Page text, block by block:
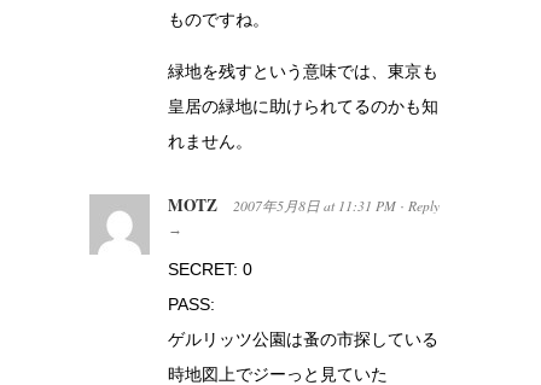
ものですね。
緑地を残すという意味では、東京も
皇居の緑地に助けられてるのかも知
れません。
MOTZ 2007年5月8日 at 11:31 PM · Reply
→
SECRET: 0
PASS:
ゲルリッツ公園は蚤の市探している
時地図上でジーっと見ていた